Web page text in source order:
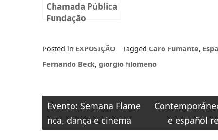
Chamada Pública
Fundação
Posted in EXPOSIÇÃO Tagged Caro Fumante,
Fernando Beck, giorgio filomeno
Navegação
de
Post
Evento: Semana Flame
nca, dança e cinema
e español